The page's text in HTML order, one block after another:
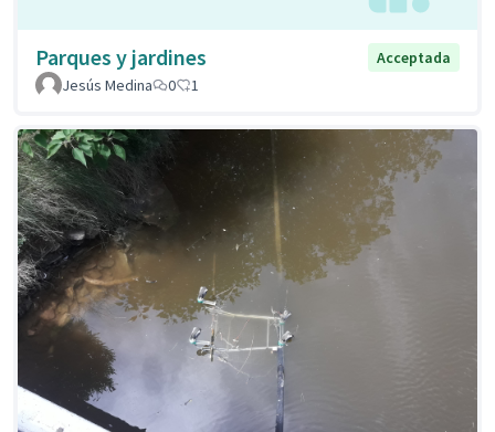
Parques y jardines
Acceptada
Jesús Medina
0 1